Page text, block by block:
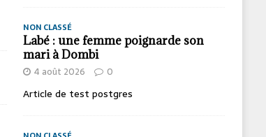
NON CLASSÉ
Labé : une femme poignarde son
mari à Dombi
4 août 2026 0
Article de test postgres